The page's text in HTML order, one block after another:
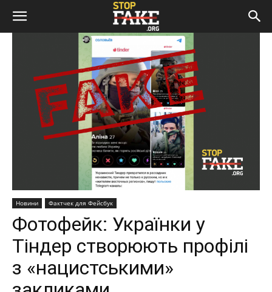
Новини Фактчек для Фейсбук
Фотофейк: Українки у
Тіндер створюють профілі
з «нацистськими»